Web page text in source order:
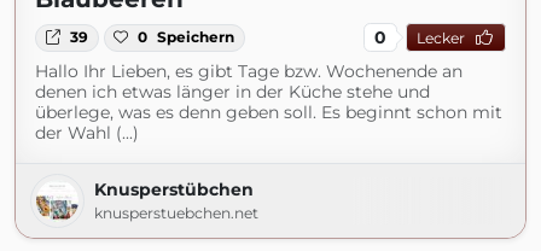
39 0 Speichern 0 Lecker
Hallo Ihr Lieben, es gibt Tage bzw. Wochenende an
denen ich etwas länger in der Küche stehe und
überlege, was es denn geben soll. Es beginnt schon mit
der Wahl (...)
Knusperstübchen
knusperstuebchen.net